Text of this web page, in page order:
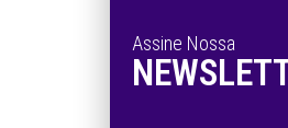
Assine Nossa